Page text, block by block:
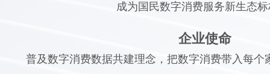
成为国民数字消费服务新生态
企业使命
普及数字消费数据共建理念，把数字消费带入每个